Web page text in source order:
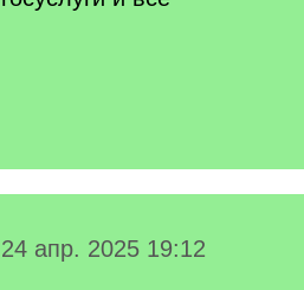
24 апр. 2025 19:12